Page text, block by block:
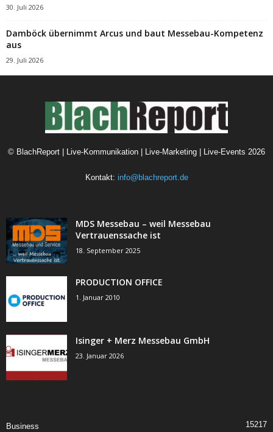
30. Juli 2026
Damböck übernimmt Arcus und baut Messebau-Kompetenz
aus
29. Juli 2026
© BlachReport | Live-Kommunikation | Live-Marketing | Live-Events 2026
Kontakt: info@blachreport.de
MDS Messebau – weil Messebau
Vertrauenssache ist
18. September 2025
PRODUCTION OFFICE
1. Januar 2010
Isinger + Merz Messebau GmbH
23. Januar 2026
Business 15217